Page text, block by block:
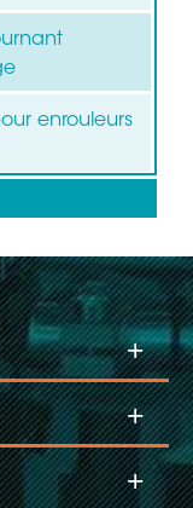
enrouleurs
+
+
+